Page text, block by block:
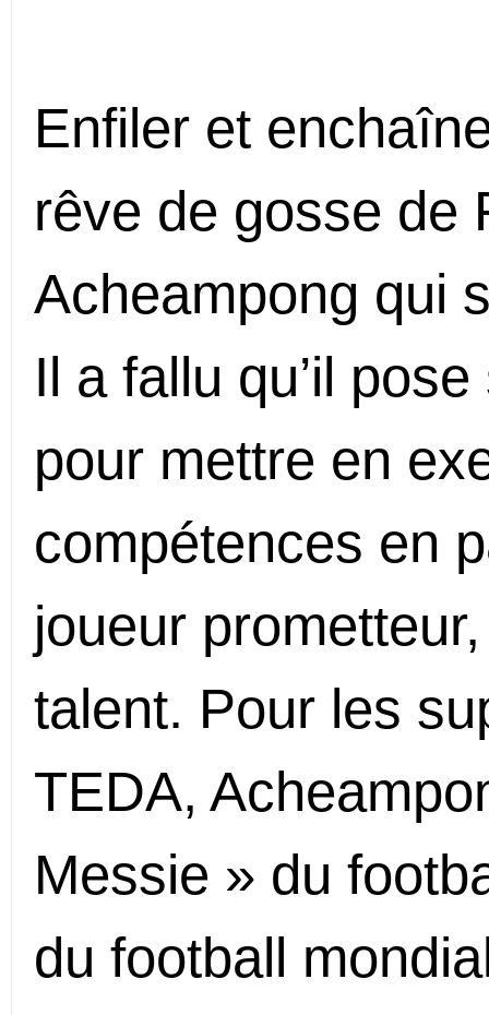
Enfiler et
rêve de gosse de
Acheampong qui
Il a fallu qu’il
pour mettre en
compétences en
joueur
talent. Pour les
TEDA,
Messie » du
du football